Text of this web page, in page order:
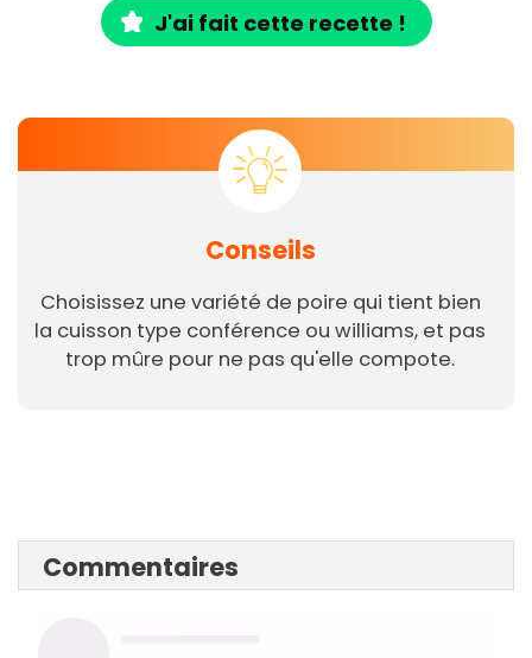
J'ai fait cette recette !
Conseils
Choisissez une variété de poire qui tient bien
la cuisson type conférence ou williams, et pas
trop mûre pour ne pas qu'elle compote.
Commentaires